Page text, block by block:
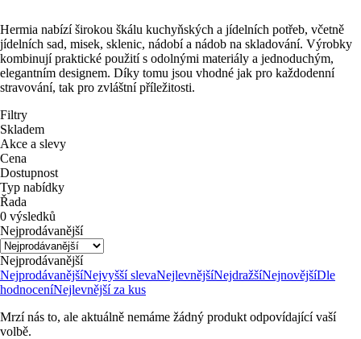
Hermia nabízí širokou škálu kuchyňských a jídelních potřeb, včetně
jídelních sad, misek, sklenic, nádobí a nádob na skladování. Výrobky
kombinují praktické použití s odolnými materiály a jednoduchým,
elegantním designem. Díky tomu jsou vhodné jak pro každodenní
stravování, tak pro zvláštní příležitosti.
Filtry
Skladem
Akce a slevy
Cena
Dostupnost
Typ nabídky
Řada
0 výsledků
Nejprodávanější
Nejprodávanější
NejprodávanějšíNejvyšší slevaNejlevnějšíNejdražšíNejnovějšíDle
hodnoceníNejlevnější za kus
Mrzí nás to, ale aktuálně nemáme žádný produkt odpovídající vaší
volbě.